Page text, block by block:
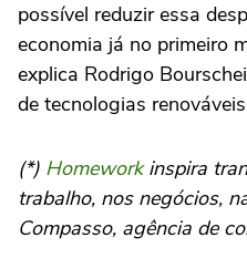
possível reduzir essa
economia já no primeiro
explica Rodrigo
de tecnologias
(*) Homeworkinspira
trabalho, nos negócios,
Compasso, agência de